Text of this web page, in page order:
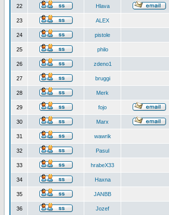
22 Hlava
23 ALEX
24 pistole
25 philo
26 zdeno1
27 bruggi
28 Merk
29 fojo
30 Marx
31 wawrik
32 Pasul
33 hrabeX33
34 Haxna
35 JANBB
36 Jozef